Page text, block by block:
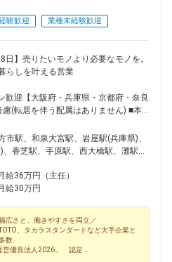
験歓迎 業種未経験歓迎
日】売りたいモノより必要なモノを。
らしを叶える営業
歓迎【大阪府・兵庫県・京都府・奈良
(転居を伴う配属はありません) ■本
テクノ営業所・特需営業所大阪府大阪
大五ビル■リビング営業所大阪府大
大阪北営業所大阪府枚方市禁野本町1-
町4-3-19■姫路営業所兵庫県姫路市北
京都府京都市伏見区竹田藁屋町59■
煙対策あり
市駅、和泉大宮駅、岩屋駅(兵庫県)、
香芝駅、手原駅、西大橋駅、灘駅、
36万円（主任）
給30万円
広さと、働きやすさを両立／
、タカラスタンダードなど大手企業と
数
営優良法人2026」 認定